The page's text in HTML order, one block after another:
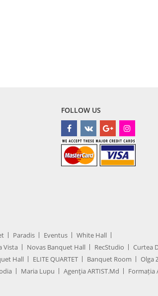
FOLLOW US
Paradis Eventus
White Hall
Vista Novas Banquet Hall RecStudio
Curtea
Hall ELITE QUARTET Banquet Room
Olga
Maria Lupu Agenţia ARTIST.md
Formația